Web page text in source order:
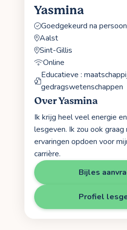
Yasmina
Goedgekeurd na
Aalst
Sint-Gillis
Online
Educatieve :
gedragswetenschappen
Over Yasmina
Ik krijg heel veel energie
lesgeven. Ik zou ook graag
ervaringen opdoen voor
carrière.
Bijles
Profiel